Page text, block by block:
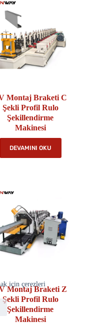
için çerezleri
Montaj Braketi C
Şekli Profil Rulo
Şekillendirme
Makinesi
DEVAMINI OKU
Montaj Braketi Z
Şekli Profil Rulo
Şekillendirme
Makinesi